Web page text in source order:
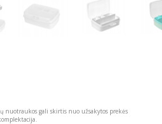
nuotraukos gali skirtis nuo užsakytos prekės